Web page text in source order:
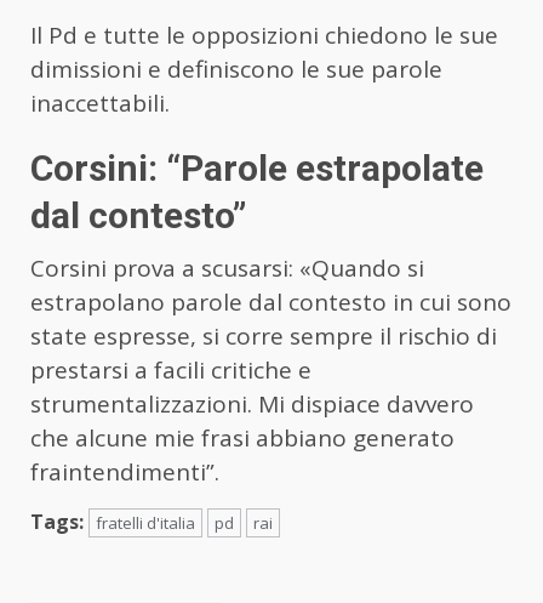
Il Pd e tutte le opposizioni chiedono le sue
dimissioni e definiscono le sue parole
inaccettabili.
Corsini: “Parole estrapolate
dal contesto”
Corsini prova a scusarsi: «Quando si
estrapolano parole dal contesto in cui sono
state espresse, si corre sempre il rischio di
prestarsi a facili critiche e
strumentalizzazioni. Mi dispiace davvero
che alcune mie frasi abbiano generato
fraintendimenti”.
Tags: fratelli d'italia pd rai